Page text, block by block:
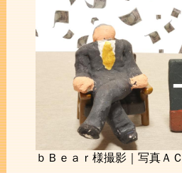
ｂＢｅａｒ様撮影｜写真ＡＣ